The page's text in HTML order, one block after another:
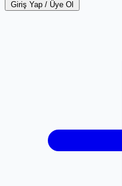
Giriş Yap / Üye Ol